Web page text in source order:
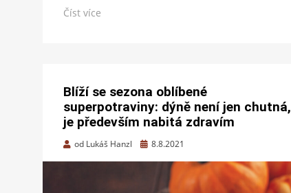
Číst více
Blíží se sezona oblíbené
superpotraviny: dýně není jen chutná,
je především nabitá zdravím
od Lukáš Hanzl
Zveřejněno
8.8.2021